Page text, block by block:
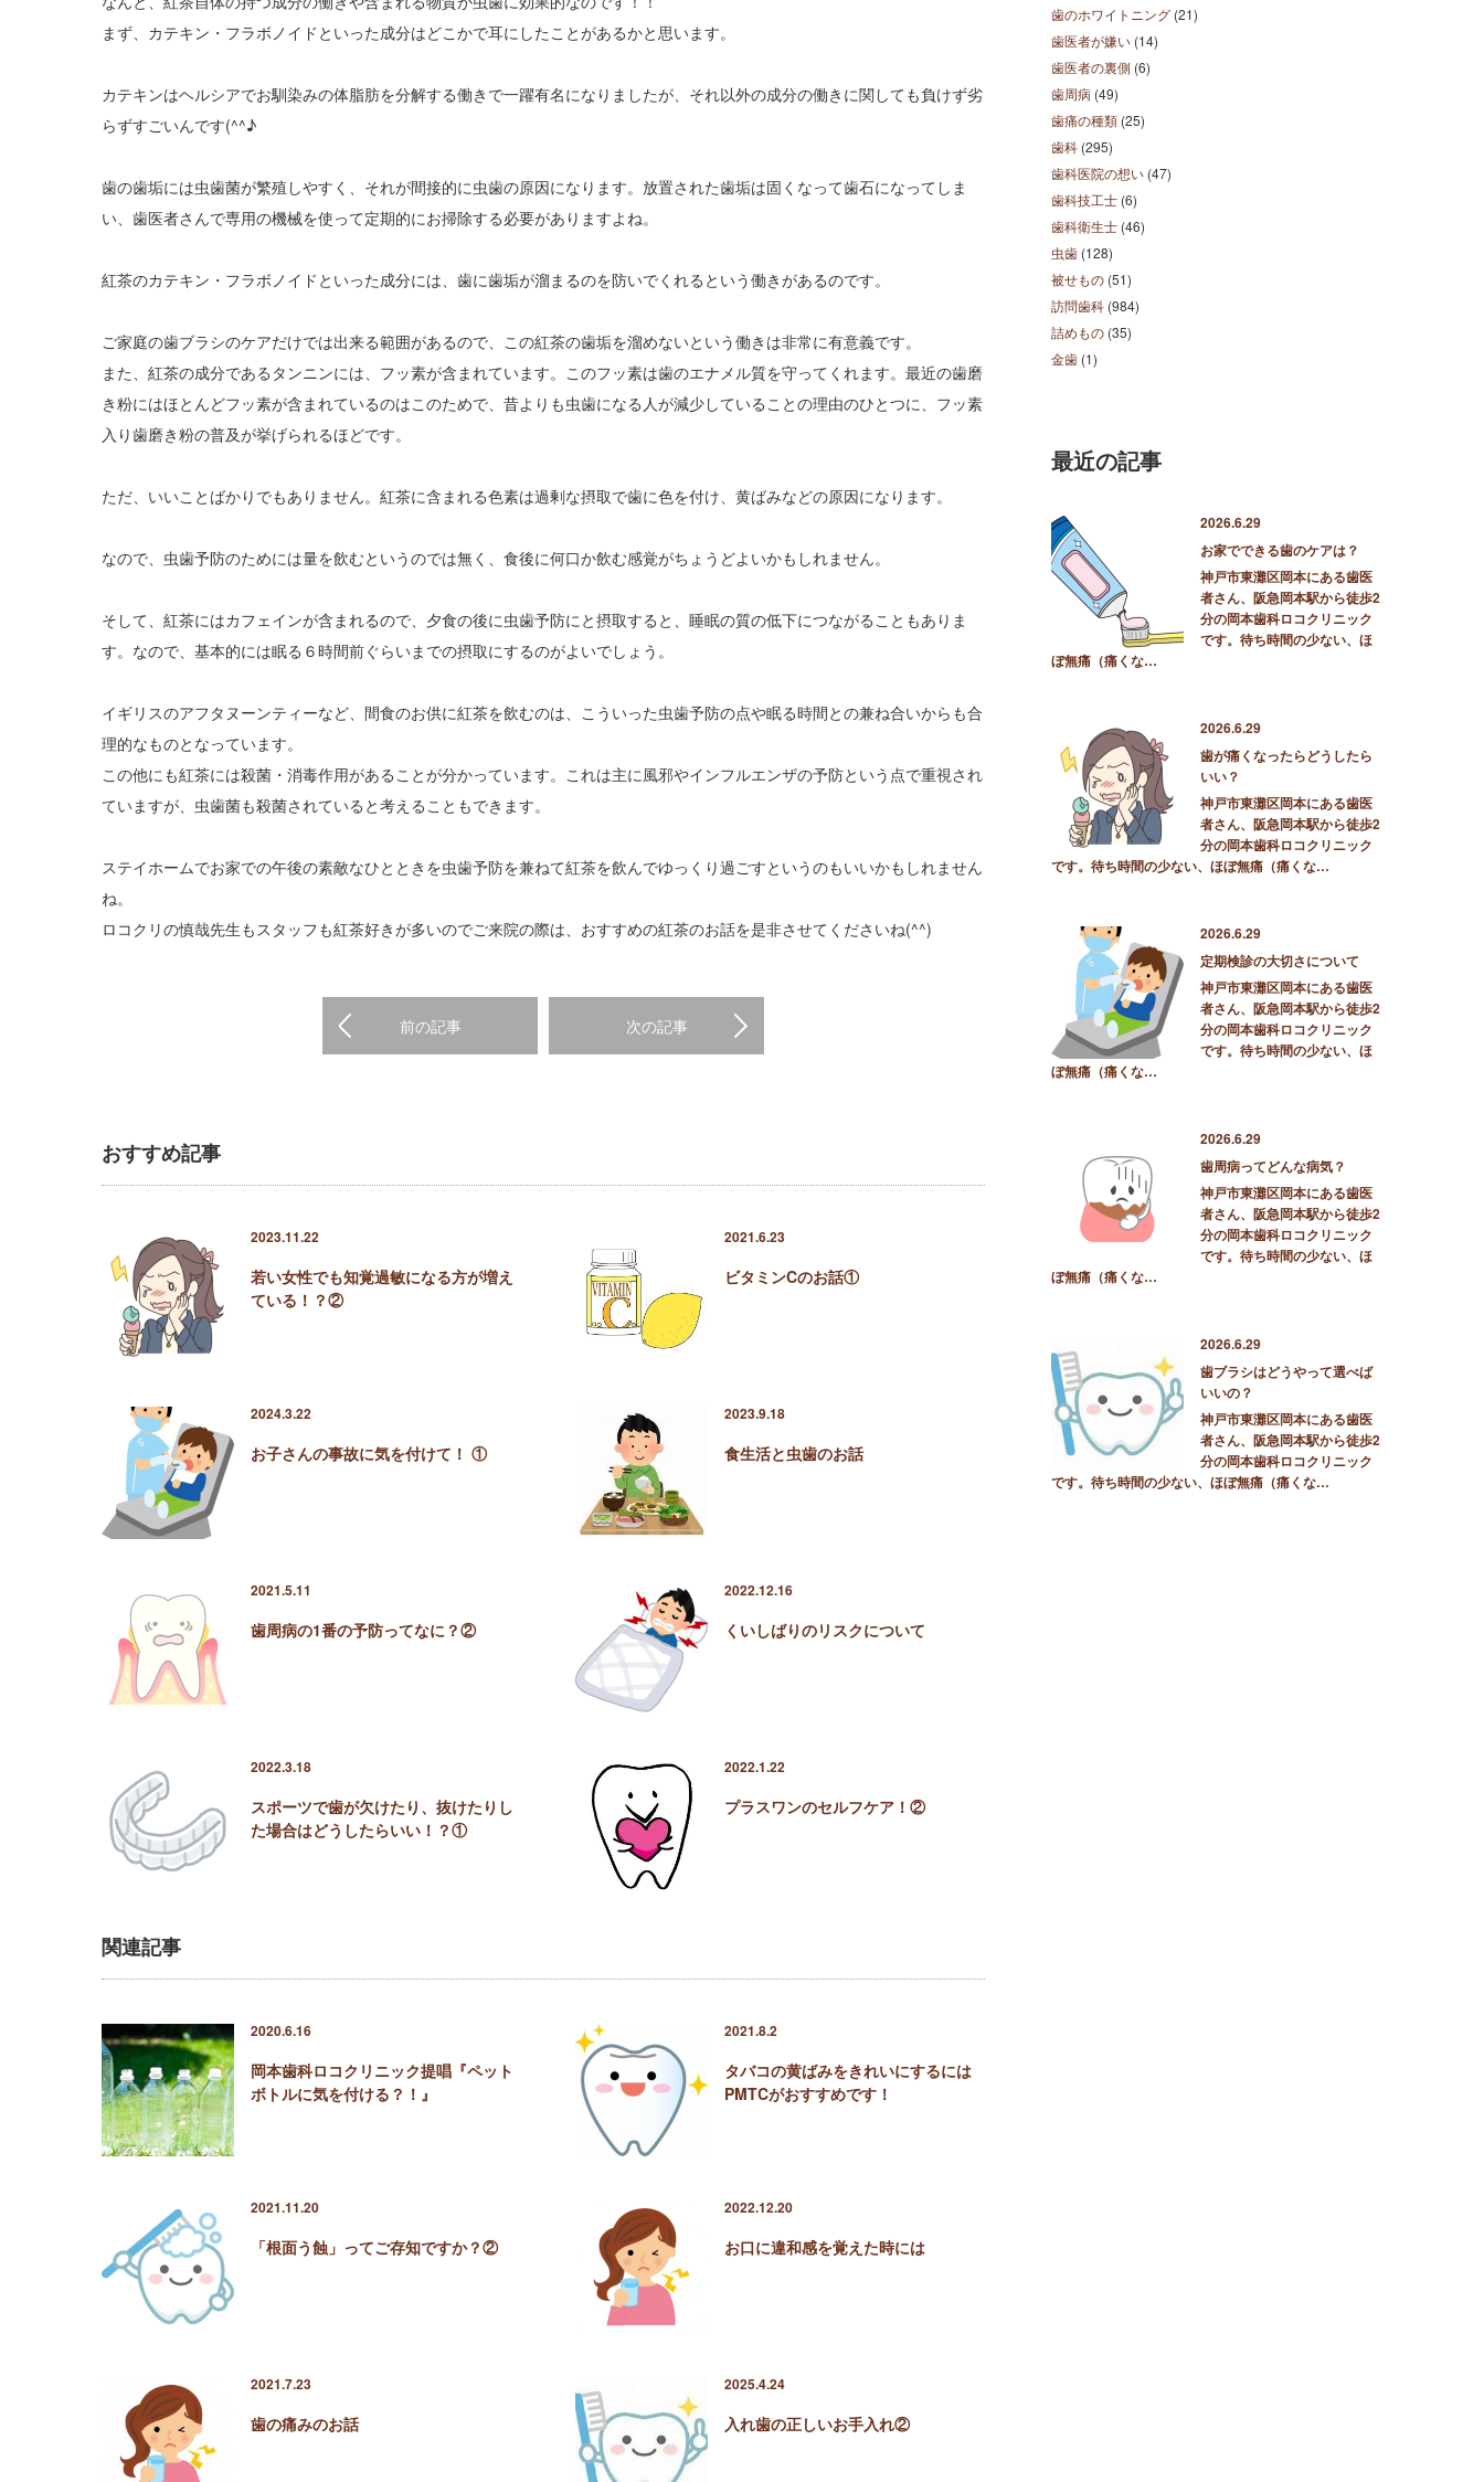
まず、カテキン・フラボノイドといった成分はどこかで耳にしたことがあるかと思います。
カテキンはヘルシアでお馴染みの体脂肪を分解する働きで一躍有名になりましたが、それ以外の成分の働きに関しても負けず劣
らずすごいんです(^^♪
歯の歯垢には虫歯菌が繁殖しやすく、それが間接的に虫歯の原因になります。放置された歯垢は固くなって歯石になってしま
い、歯医者さんで専用の機械を使って定期的にお掃除する必要がありますよね。
紅茶のカテキン・フラボノイドといった成分には、歯に歯垢が溜まるのを防いでくれるという働きがあるのです。
ご家庭の歯ブラシのケアだけでは出来る範囲があるので、この紅茶の歯垢を溜めないという働きは非常に有意義です。
また、紅茶の成分であるタンニンには、フッ素が含まれています。このフッ素は歯のエナメル質を守ってくれます。最近の歯磨
き粉にはほとんどフッ素が含まれているのはこのためで、昔よりも虫歯になる人が減少していることの理由のひとつに、フッ素
入り歯磨き粉の普及が挙げられるほどです。
ただ、いいことばかりでもありません。紅茶に含まれる色素は過剰な摂取で歯に色を付け、黄ばみなどの原因になります。
なので、虫歯予防のためには量を飲むというのでは無く、食後に何口か飲む感覚がちょうどよいかもしれません。
そして、紅茶にはカフェインが含まれるので、夕食の後に虫歯予防にと摂取すると、睡眠の質の低下につながることもありま
す。なので、基本的には眠る６時間前ぐらいまでの摂取にするのがよいでしょう。
イギリスのアフタヌーンティーなど、間食のお供に紅茶を飲むのは、こういった虫歯予防の点や眠る時間との兼ね合いからも合
理的なものとなっています。
この他にも紅茶には殺菌・消毒作用があることが分かっています。これは主に風邪やインフルエンザの予防という点で重視され
ていますが、虫歯菌も殺菌されていると考えることもできます。
ステイホームでお家での午後の素敵なひとときを虫歯予防を兼ねて紅茶を飲んでゆっくり過ごすというのもいいかもしれません
ね。
ロコクリの慎哉先生もスタッフも紅茶好きが多いのでご来院の際は、おすすめの紅茶のお話を是非させてくださいね(^^)
前の記事 次の記事
おすすめ記事
2023.11.22
若い女性でも知覚過敏になる方が増え
ている！？②
2021.6.23
ビタミンCのお話①
2024.3.22
お子さんの事故に気を付けて！ ①
2023.9.18
食生活と虫歯のお話
2021.5.11
歯周病の1番の予防ってなに？②
2022.12.16
くいしばりのリスクについて
2022.3.18
スポーツで歯が欠けたり、抜けたりし
た場合はどうしたらいい！？①
2022.1.22
プラスワンのセルフケア！②
関連記事
2020.6.16
岡本歯科ロコクリニック提唱『ペット
ボトルに気を付ける？！』
2021.8.2
タバコの黄ばみをきれいにするには
PMTCがおすすめです！
2021.11.20
「根面う蝕」ってご存知ですか？②
2022.12.20
お口に違和感を覚えた時には
2021.7.23
歯の痛みのお話
2025.4.24
入れ歯の正しいお手入れ②
歯のホワイトニング (21)
歯医者が嫌い (14)
歯医者の裏側 (6)
歯周病 (49)
歯痛の種類 (25)
歯科 (295)
歯科医院の想い (47)
歯科技工士 (6)
歯科衛生士 (46)
虫歯 (128)
被せもの (51)
訪問歯科 (984)
詰めもの (35)
金歯 (1)
最近の記事
2026.6.29
お家でできる歯のケアは？
神戸市東灘区岡本にある歯医
者さん、阪急岡本駅から徒歩2
分の岡本歯科ロコクリニック
です。待ち時間の少ない、ほ
ぼ無痛（痛くな…
2026.6.29
歯が痛くなったらどうしたら
いい？
神戸市東灘区岡本にある歯医
者さん、阪急岡本駅から徒歩2
分の岡本歯科ロコクリニック
です。待ち時間の少ない、ほぼ無痛（痛くな…
2026.6.29
定期検診の大切さについて
神戸市東灘区岡本にある歯医
者さん、阪急岡本駅から徒歩2
分の岡本歯科ロコクリニック
です。待ち時間の少ない、ほ
ぼ無痛（痛くな…
2026.6.29
歯周病ってどんな病気？
神戸市東灘区岡本にある歯医
者さん、阪急岡本駅から徒歩2
分の岡本歯科ロコクリニック
です。待ち時間の少ない、ほ
ぼ無痛（痛くな…
2026.6.29
歯ブラシはどうやって選べば
いいの？
神戸市東灘区岡本にある歯医
者さん、阪急岡本駅から徒歩2
分の岡本歯科ロコクリニック
です。待ち時間の少ない、ほぼ無痛（痛くな…